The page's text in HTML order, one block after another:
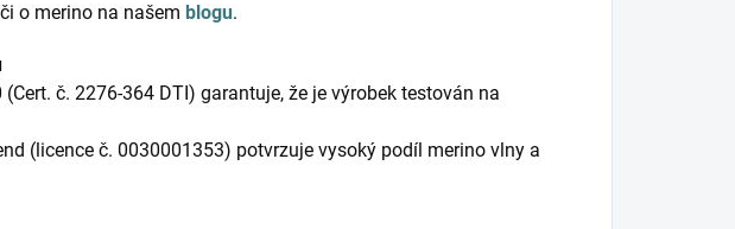
o merino na našem blogu.
(Cert. č. 2276-364 DTI) garantuje, že je výrobek testován na
(licence č. 0030001353) potvrzuje vysoký podíl merino vlny a